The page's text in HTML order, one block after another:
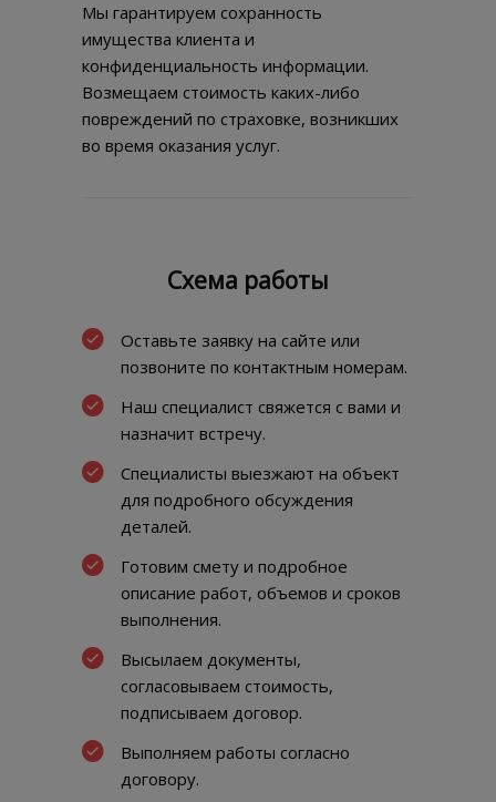
Мы гарантируем сохранность
имущества клиента и
конфиденциальность информации.
Возмещаем стоимость каких-либо
повреждений по страховке, возникших
во время оказания услуг.
Схема работы
Оставьте заявку на сайте или
позвоните по контактным номерам.
Наш специалист свяжется с вами и
назначит встречу.
Специалисты выезжают на объект
для подробного обсуждения
деталей.
Готовим смету и подробное
описание работ, объемов и сроков
выполнения.
Высылаем документы,
согласовываем стоимость,
подписываем договор.
Выполняем работы согласно
договору.